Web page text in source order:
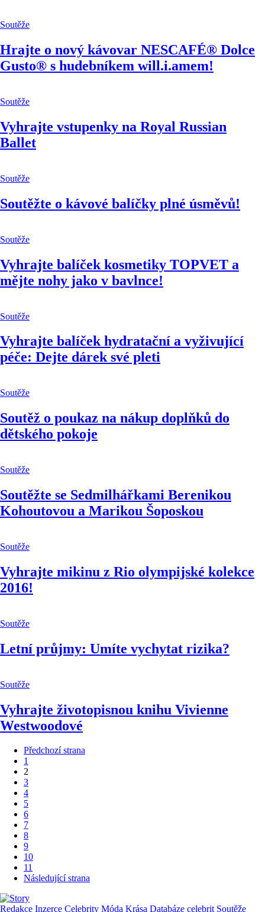
Soutěže
Hrajte o nový kávovar NESCAFÉ® Dolce
Gusto® s hudebníkem will.i.amem!
Soutěže
Vyhrajte vstupenky na Royal Russian
Ballet
Soutěže
Soutěžte o kávové balíčky plné úsměvů!
Soutěže
Vyhrajte balíček kosmetiky TOPVET a
mějte nohy jako v bavlnce!
Soutěže
Vyhrajte balíček hydratační a vyživující
péče: Dejte dárek své pleti
Soutěže
Soutěž o poukaz na nákup doplňků do
dětského pokoje
Soutěže
Soutěžte se Sedmilhářkami Berenikou
Kohoutovou a Marikou Šoposkou
Soutěže
Vyhrajte mikinu z Rio olympijské kolekce
2016!
Soutěže
Letní průjmy: Umíte vychytat rizika?
Soutěže
Vyhrajte životopisnou knihu Vivienne
Westwoodové
Předchozí strana
1
2
3
4
5
6
7
8
9
10
11
Následující strana
Redakce Inzerce Celebrity Móda Krása Databáze celebrit Soutěže